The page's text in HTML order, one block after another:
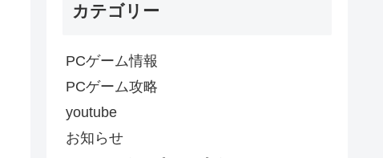
カテゴリー
PCゲーム情報
PCゲーム攻略
youtube
お知らせ